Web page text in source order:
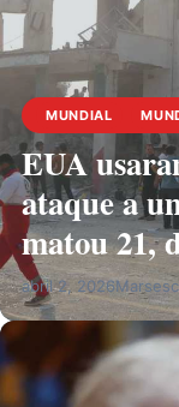
MUNDIAL
EUA
ataque a
matou 21,
abril 2, 2026